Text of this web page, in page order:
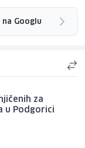
Googlu
za
u Podgorici